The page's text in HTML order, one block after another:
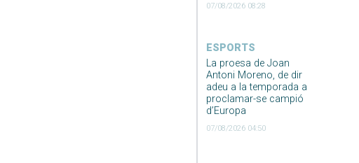
07/08/2026 08:28
ESPORTS
La proesa de Joan
Antoni Moreno, de dir
adeu a la temporada a
proclamar-se campió
d’Europa
07/08/2026 04:50